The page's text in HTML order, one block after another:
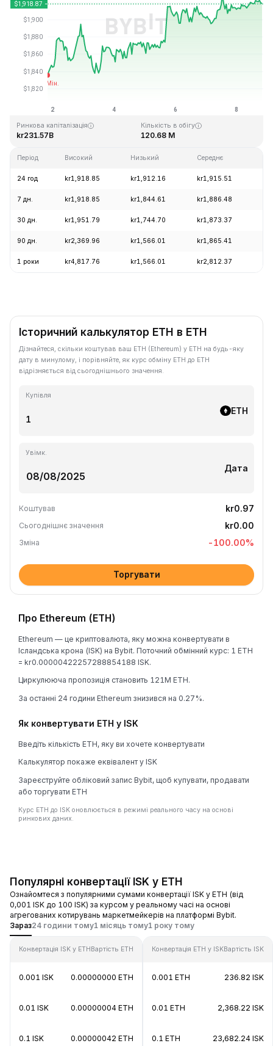
Останнє оновлення: 2026-08-08, 20:06 GMT+0
kr4,946.05 kr0.432979
Ринкова капіталізація
kr231.57B
Кількість в обігу
120.68 M
Період Високий Низький Середнє
24 год kr1,918.85 kr1,912.16 kr1,915.51
7 дн. kr1,918.85 kr1,844.61 kr1,886.48
30 дн. kr1,951.79 kr1,744.70 kr1,873.37
90 дн. kr2,369.96 kr1,566.01 kr1,865.41
1 роки kr4,817.76 kr1,566.01 kr2,812.37
Історичний калькулятор ETH в ETH
Дізнайтеся, скільки коштував ваш ETH (Ethereum) у ETH на будь-яку
дату в минулому, і порівняйте, як курс обміну ETH до ETH
відрізняється від сьогоднішнього значення.
Купівля
ETH
Увімк.
Дата
Коштував kr0.97
Сьогоднішнє значення kr0.00
Зміна -100.00%
Торгувати
Про Ethereum (ETH)
Ethereum — це криптовалюта, яку можна конвертувати в
Ісландська крона (ISK) на Bybit. Поточний обмінний курс: 1 ETH
= kr0.00000422257288854188 ISK.
Циркулююча пропозиція становить 121M ETH.
За останні 24 години Ethereum знизився на 0.27%.
Як конвертувати ETH у ISK
Введіть кількість ETH, яку ви хочете конвертувати
Калькулятор покаже еквівалент у ISK
Зареєструйте обліковий запис Bybit, щоб купувати, продавати
або торгувати ETH
Курс ETH до ISK оновлюється в режимі реального часу на основі
ринкових даних.
Популярні конвертації ISK у ETH
Ознайомтеся з популярними сумами конвертації ISK у ETH (від
0,001 ISK до 100 ISK) за курсом у реальному часі на основі
агрегованих котирувань маркетмейкерів на платформі Bybit.
Зараз24 години тому1 місяць тому1 року тому
Конвертація ISK у ETHВартість ETH
0.001 ISK 0.00000000 ETH
0.01 ISK 0.00000004 ETH
0.1 ISK 0.00000042 ETH
Конвертація ETH у ISKВартість ISK
0.001 ETH 236.82 ISK
0.01 ETH 2,368.22 ISK
0.1 ETH 23,682.24 ISK